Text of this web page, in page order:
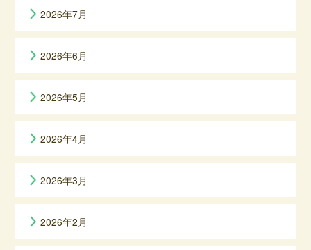
2026年7月
2026年6月
2026年5月
2026年4月
2026年3月
2026年2月